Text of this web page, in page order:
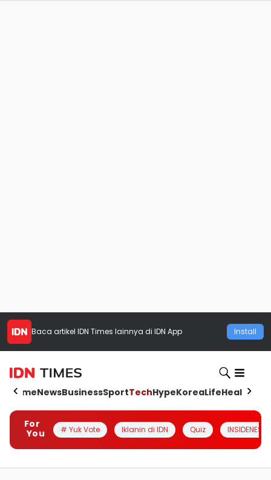
Baca artikel IDN Times lainnya di IDN App Install
HomeNewsBusinessSportTechHypeKoreaLifeHealth
For
You
# Yuk Vote Iklanin di IDN Quiz INSIDENESIA